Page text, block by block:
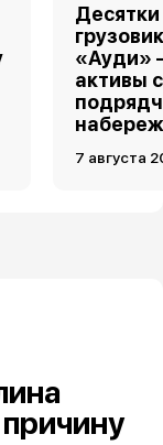
«Ауди»
активы
7 августа